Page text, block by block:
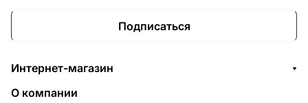
Подписаться
Интернет-магазин
О компании